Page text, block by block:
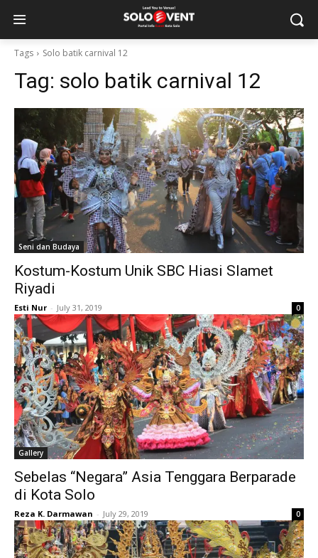
Tags Solo batik carnival 12
Tag: solo batik carnival 12
Seni dan Budaya
Kostum-Kostum Unik SBC Hiasi Slamet
Riyadi
Esti Nur - July 31, 2019 0
Gallery
Sebelas “Negara” Asia Tenggara Berparade
di Kota Solo
Reza K. Darmawan - July 29, 2019 0